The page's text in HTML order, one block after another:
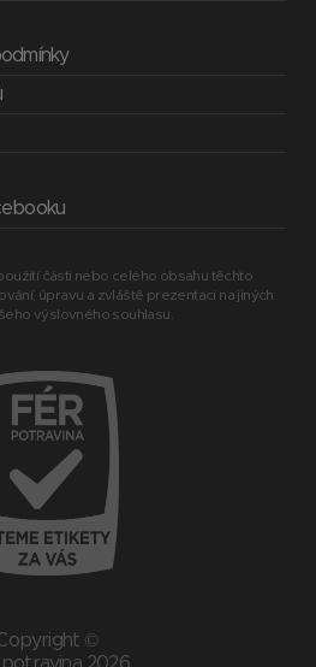
části nebo celého obsahu těchto
úpravu a zvláště prezentaci na jiných
výslovného souhlasu.
©